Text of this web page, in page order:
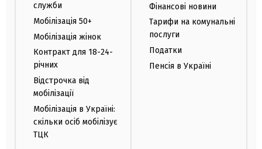
служби
Мобілізація 50+
Мобілізація жінок
Контракт для 18-24-
річних
Відстрочка від
мобілізації
Мобілізація в Україні:
скільки осіб мобілізує
ТЦК
Фінансові новини
Тарифи на комунальні
послуги
Податки
Пенсія в Україні